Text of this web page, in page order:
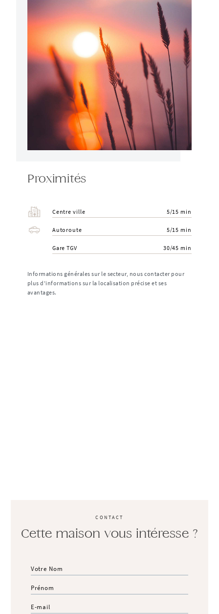
Proximités
Centre ville 5/15 min
Autoroute 5/15 min
Gare TGV 30/45 min
Informations générales sur le secteur, nous contacter pour
plus d'informations sur la localisation précise et ses
avantages.
CONTACT
Cette maison vous intéresse ?